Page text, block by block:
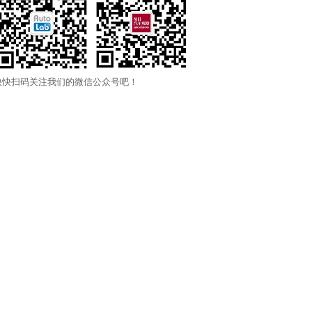
扫码关注我们的微信公众号吧！